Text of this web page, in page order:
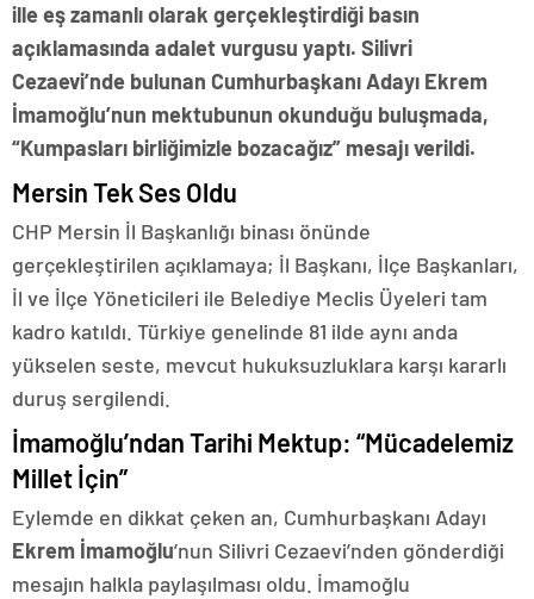
ille eş zamanlı olarak gerçekleştirdiği basın
açıklamasında adalet vurgusu yaptı. Silivri
Cezaevi’nde bulunan Cumhurbaşkanı Adayı Ekrem
İmamoğlu’nun mektubunun okunduğu buluşmada,
“Kumpasları birliğimizle bozacağız” mesajı verildi.
Mersin Tek Ses Oldu
CHP Mersin İl Başkanlığı binası önünde
gerçekleştirilen açıklamaya; İl Başkanı, İlçe Başkanları,
İl ve İlçe Yöneticileri ile Belediye Meclis Üyeleri tam
kadro katıldı. Türkiye genelinde 81 ilde aynı anda
yükselen seste, mevcut hukuksuzluklara karşı kararlı
duruş sergilendi.
İmamoğlu’ndan Tarihi Mektup: “Mücadelemiz
Millet İçin”
Eylemde en dikkat çeken an, Cumhurbaşkanı Adayı
Ekrem İmamoğlu’nun Silivri Cezaevi’nden gönderdiği
mesajın halkla paylaşılması oldu. İmamoğlu